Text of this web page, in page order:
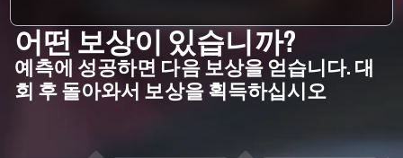
어떤 보상이 있습니까?
예측에 성공하면 다음 보상을 얻습니다. 대
회 후 돌아와서 보상을 획득하십시오